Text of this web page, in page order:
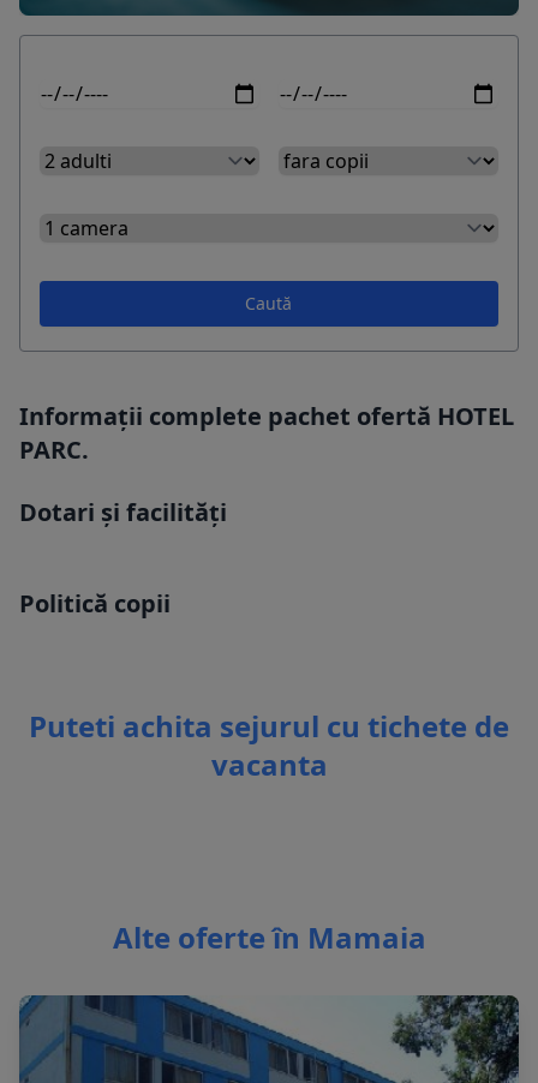
Caută
Informații complete pachet ofertă HOTEL
PARC.
Dotari și facilități
Politică copii
Puteti achita sejurul cu tichete de
vacanta
Alte oferte în Mamaia